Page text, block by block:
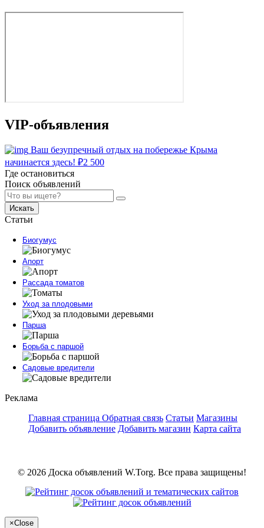
VIP-объявления
Ваш безупречный отдых на побережье Крыма
начинается здесь! ₽2 500
Где остановиться
Поиск объявлений
Искать
Статьи
Биогумус
Апорт
Рассада томатов
Уход за плодовыми
Парша
Борьба с паршой
Садовые вредители
Реклама
Главная страница Обратная связь Статьи Магазины
Добавить объявление Добавить магазин Карта сайта
© 2026 Доска объявлений W.Torg. Все права защищены!
×Close